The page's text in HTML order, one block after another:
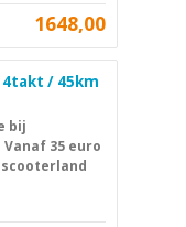
1648,00
4takt / 45km
bij
35 euro